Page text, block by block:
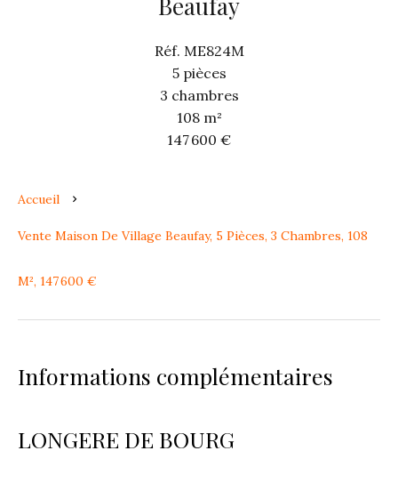
Réf. ME824M
5 pièces
3 chambres
108 m²
147 600 €
Accueil
Vente Maison De Village Beaufay, 5 Pièces, 3 Chambres, 108
M², 147 600 €
Informations complémentaires
LONGERE DE BOURG